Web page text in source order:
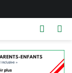
Switch